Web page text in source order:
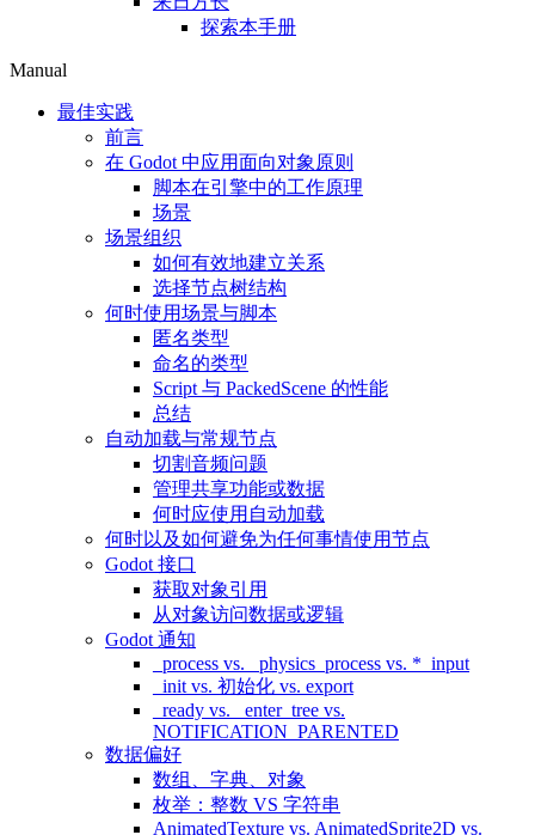
探索本手册
Manual
最佳实践
前言
在 Godot 中应用面向对象原则
脚本在引擎中的工作原理
场景
场景组织
如何有效地建立关系
选择节点树结构
何时使用场景与脚本
匿名类型
命名的类型
Script 与 PackedScene 的性能
总结
自动加载与常规节点
切割音频问题
管理共享功能或数据
何时应使用自动加载
何时以及如何避免为任何事情使用节点
Godot 接口
获取对象引用
从对象访问数据或逻辑
Godot 通知
_process vs. _physics_process vs. *_input
_init vs. 初始化 vs. export
_ready vs. _enter_tree vs.
NOTIFICATION_PARENTED
数据偏好
数组、字典、对象
枚举：整数 VS 字符串
AnimatedTexture vs. AnimatedSprite2D vs.